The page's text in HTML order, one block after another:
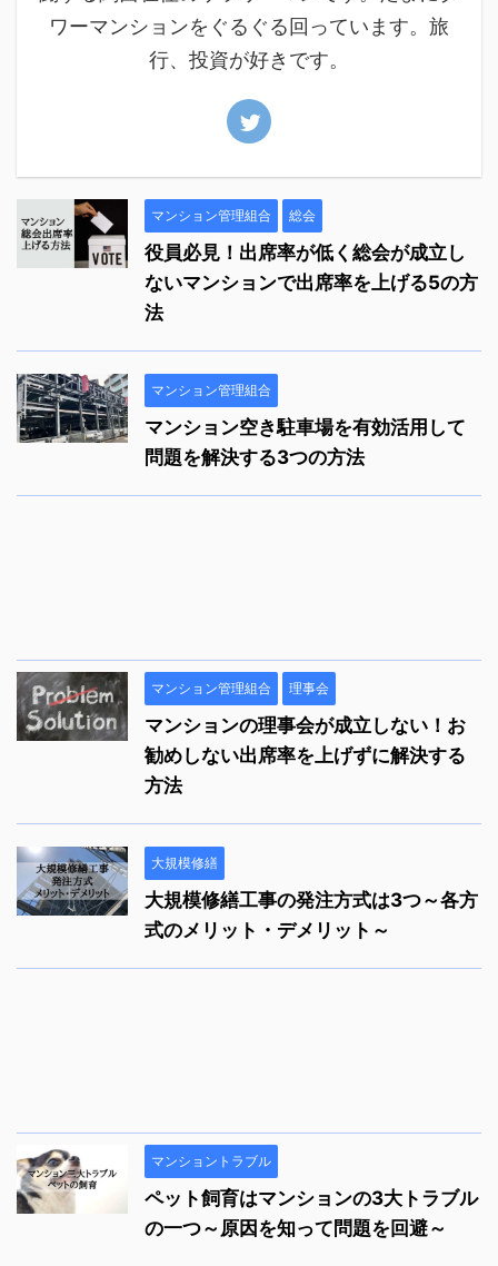
ワーマンションをぐるぐる回っています。旅
行、投資が好きです。
マンション管理組合 総会
役員必見！出席率が低く総会が成立し
ないマンションで出席率を上げる5の方
法
マンション管理組合
マンション空き駐車場を有効活用して
問題を解決する3つの方法
マンション管理組合 理事会
マンションの理事会が成立しない！お
勧めしない出席率を上げずに解決する
方法
大規模修繕
大規模修繕工事の発注方式は3つ～各方
式のメリット・デメリット～
マンショントラブル
ペット飼育はマンションの3大トラブル
の一つ～原因を知って問題を回避～